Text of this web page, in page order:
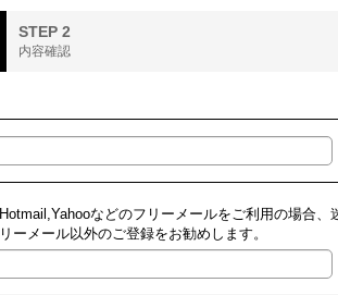
STEP 2
内容確認
Hotmail,Yahooなどのフリーメールをご利用の場合
リーメール以外のご登録をお勧めします。